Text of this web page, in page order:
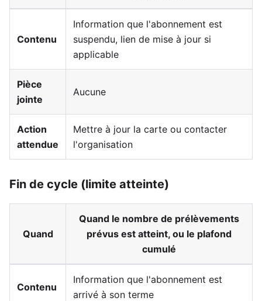
Contenu
Information que l'abonnement est
suspendu, lien de mise à jour si
applicable
Pièce
jointe
Aucune
Action
attendue
Mettre à jour la carte ou contacter
l'organisation
Fin de cycle (limite atteinte)
Quand
Quand le nombre de prélèvements
prévus est atteint, ou le plafond
cumulé
Contenu
Information que l'abonnement est
arrivé à son terme